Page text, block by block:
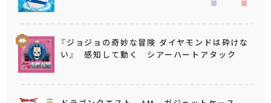
『ジョジョの奇妙な冒険 ダイヤモンドは砕けな
い』 感知して動く シアーハートアタック